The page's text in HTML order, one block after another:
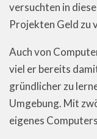
versuchten in
Projekten Geld zu
Auch von
viel er bereits
gründlicher zu
Umgebung. Mit
eigenes